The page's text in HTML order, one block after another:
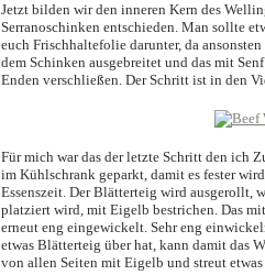
Jetzt bilden wir den inneren Kern des
Serranoschinken entschieden. Man sollte
euch Frischhaltefolie darunter, da
dem Schinken ausgebreitet und das mit
Enden verschließen. Der Schritt ist in den
Für mich war das der letzte Schritt den ich
im Kühlschrank geparkt, damit es fester
Essenszeit. Der Blätterteig wird ausgerollt,
platziert wird, mit Eigelb bestrichen. Das
erneut eng eingewickelt. Sehr eng
etwas Blätterteig über hat, kann damit das
von allen Seiten mit Eigelb und streut